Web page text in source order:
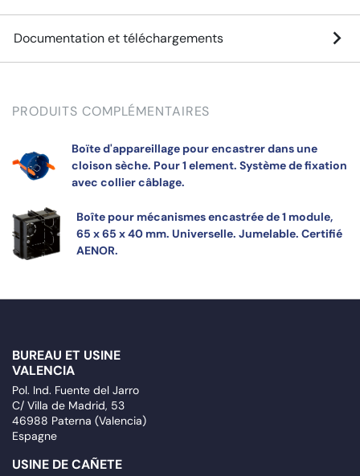
Documentation et téléchargements
PRODUITS COMPLÉMENTAIRES
Boïte d'appareillage pour encastrer dans une
cloison sèche. Pour 1 element. Système de fixation
avec collier câblage.
Boîte pour mécanismes encastrée de 1 module,
65 x 65 x 40 mm. Universelle. Jumelable. Certifié
AENOR.
BUREAU ET USINE
VALENCIA
Pol. Ind. Fuente del Jarro
C/ Villa de Madrid, 53
46988 Paterna (Valencia)
Espagne
USINE DE CAÑETE